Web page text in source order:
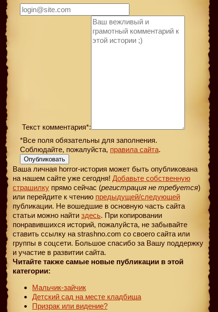
Текст комментария*:
*Все поля обязательны для заполнения.
Соблюдайте, пожалуйста, правила сайта.
Опубликовать
Ваша личная horror-история может быть опубликована
на нашем сайте уже сегодня! Добавьте собственную
страшилку прямо сейчас (регистрация не требуется)
или перейдите к чтению предыдущей/следующей
публикации. Не вошедшие в основную часть сайта
статьи можно найти здесь. При копировании
понравившихся историй, пожалуйста, не забывайте
ставить ссылку на strashno.com со своего сайта или
группы в соцсети. Большое спасибо за Вашу поддержку
и участие в развитии сайта.
Читайте также самые новые публикации в этой
категории:
Мальчик-зайчик
Детский сад на месте кладбища
Призрак или видение?